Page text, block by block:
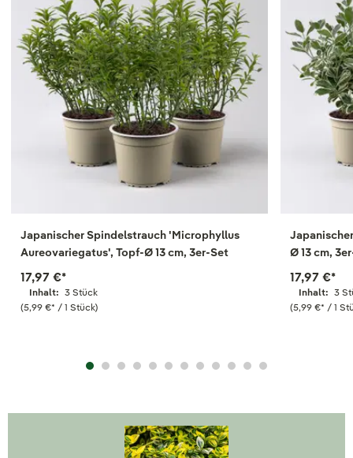
Japanischer Spindelstrauch 'Microphyllus
Aureovariegatus', Topf-Ø 13 cm, 3er-Set
Inhalt: 3 Stück
(5,99 €* / 1 Stück)
17,97 €*
Ø 13 cm,
Inhalt: 3
(5,99 €* / 1
17,97 €*